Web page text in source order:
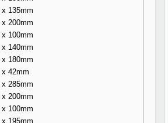
135mm
200mm
100mm
140mm
180mm
x 42mm
285mm
200mm
100mm
195mm